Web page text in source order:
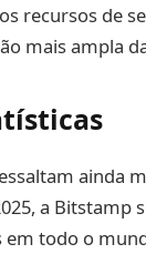
recursos de
mais ampla
ainda
a Bitstamp
todo o